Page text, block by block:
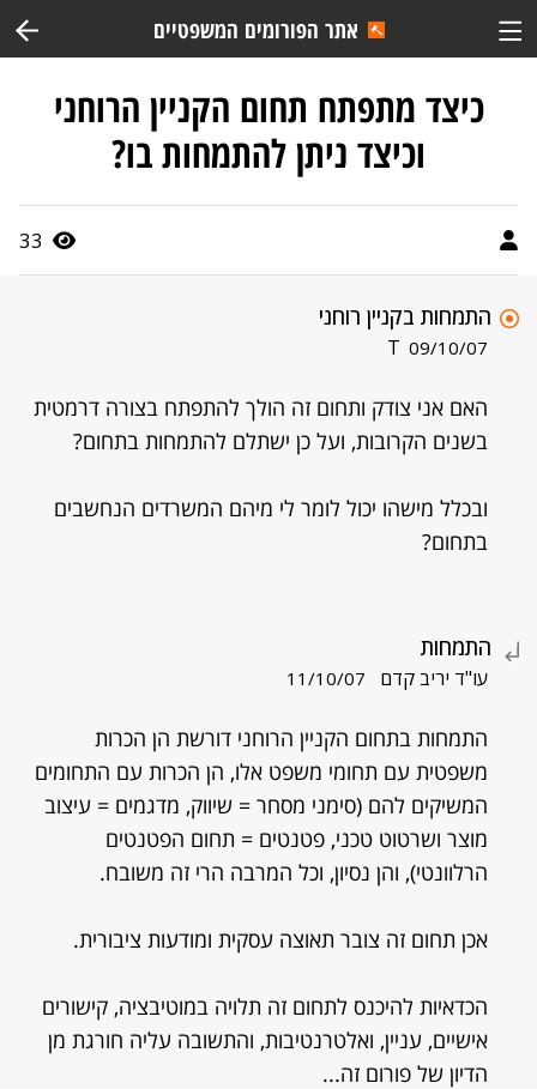
אתר הפורומים המשפטיים
כיצד מתפתח תחום הקניין הרוחני
וכיצד ניתן להתמחות בו?
33
התמחות בקניין רוחני
T 09/10/07
האם אני צודק ותחום זה הולך להתפתח בצורה דרמטית
בשנים הקרובות, ועל כן ישתלם להתמחות בתחום?
ובכלל מישהו יכול לומר לי מיהם המשרדים הנחשבים
בתחום?
התמחות
עו"ד יריב קדם 11/10/07
התמחות בתחום הקניין הרוחני דורשת הן הכרות
משפטית עם תחומי משפט אלו, הן הכרות עם התחומים
המשיקים להם (סימני מסחר = שיווק, מדגמים = עיצוב
מוצר ושרטוט טכני, פטנטים = תחום הפטנטים
הרלוונטי), והן נסיון, וכל המרבה הרי זה משובח.
אכן תחום זה צובר תאוצה עסקית ומודעות ציבורית.
הכדאיות להיכנס לתחום זה תלויה במוטיבציה, קישורים
אישיים, עניין, ואלטרנטיבות, והתשובה עליה חורגת מן
הדיון של פורום זה...